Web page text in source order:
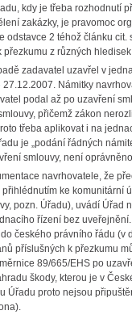
kdy je třeba rozhodnutí
zakázky, je pravomoc
odstavce 2 téhož článku
přezkumu z různých
zadavatel uzavřel v
27.12.2007. Námitky
podal až po uzavření
přičemž zákon
třeba aplikovat i na
je „podání řádných
smlouvy, není
navrhovatele, že
ke komunitární
pozn. Úřadu), uvádí Úřad
řízení bez
českého právního řádu (v
příslušných k přezkumu
89/665/EHS po
škody, kterou je v
Úřadu proto nejsou